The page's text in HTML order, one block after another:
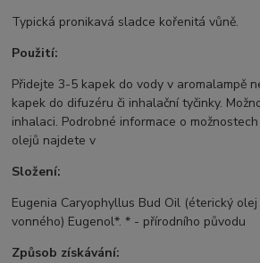
Typická pronikavá sladce kořenitá vůně.
Použití:
Přidejte 3-5 kapek do vody v aromalampě
kapek do difuzéru či inhalační tyčinky.
inhalaci. Podrobné informace o
olejů najdete v
Složení:
Eugenia Caryophyllus Bud Oil (éterický
vonného) Eugenol*. * - přírodního původu
Způsob získávání: